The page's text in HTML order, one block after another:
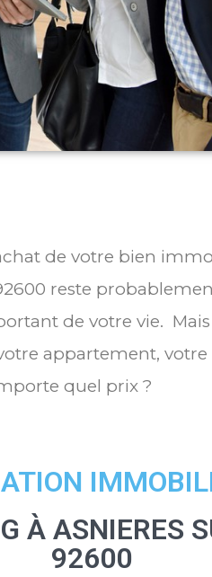
de votre bien
reste
de votre vie.
appartement,
quel prix ?
À ASNIERES
92600